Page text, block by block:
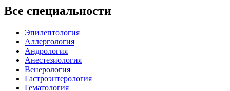
Все специальности
Эпилептология
Аллергология
Андрология
Анестезиология
Венерология
Гастроэнтерология
Гематология